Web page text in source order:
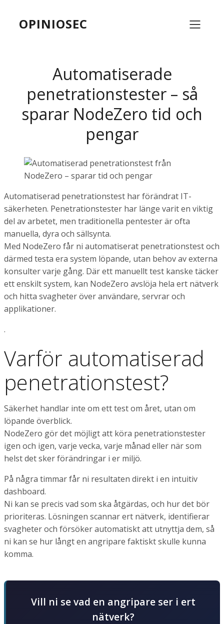
OPINIOSEC
Automatiserade
penetrationstester – så
sparar NodeZero tid och
pengar
Automatiserad penetrationstest har förändrat IT-
säkerheten. Penetrationstester har länge varit en viktig
del av arbetet, men traditionella pentester är ofta
manuella, dyra och sällsynta.
Med NodeZero får ni automatiserat penetrationstest och
därmed testa era system löpande, utan behov av externa
konsulter varje gång. Där ett manuellt test kanske täcker
ett enskilt system, kan NodeZero avslöja hela ert nätverk
och hitta svagheter över användare, servrar och
applikationer.
.
Varför automatiserad
penetrationstest?
Säkerhet handlar inte om ett test om året, utan om
löpande överblick.
NodeZero gör det möjligt att köra penetrationstester
igen och igen, varje vecka, varje månad eller när som
helst det sker förändringar i er miljö.
På några timmar får ni resultaten direkt i en intuitiv
dashboard.
Ni kan se precis vad som ska åtgärdas, och hur det bör
prioriteras. Lösningen scannar ert nätverk, identifierar
svagheter och försöker automatiskt att utnyttja dem, så
ni kan se hur långt en angripare faktiskt skulle kunna
komma.
Vill ni se vad en angripare ser i ert
nätverk?